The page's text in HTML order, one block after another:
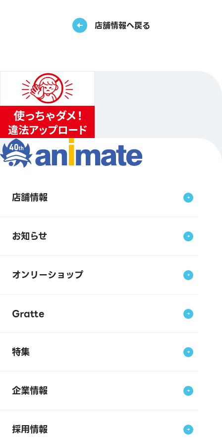
店舗情報へ戻る
店舗情報
お知らせ
オンリーショップ
Gratte
特集
企業情報
採用情報